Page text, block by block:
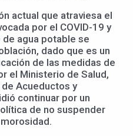
actual que atraviesa el
por el COVID-19 y
agua potable se
dado que es un
de las medidas de
el Ministerio de Salud,
Acueductos y
continuar por un
de no suspender